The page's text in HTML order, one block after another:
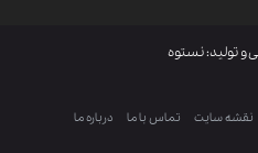
و تولید: نستوه
نقشه سایت تماس با ما درباره ما